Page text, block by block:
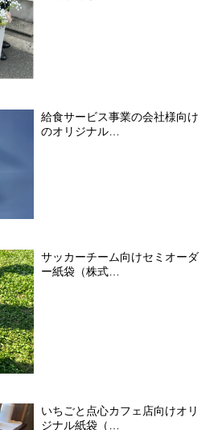
給食サービス事業の会社様向け
のオリジナル…
サッカーチーム向けセミオーダ
ー紙袋（株式…
いちごと点心カフェ店向けオリ
ジナル紙袋（…